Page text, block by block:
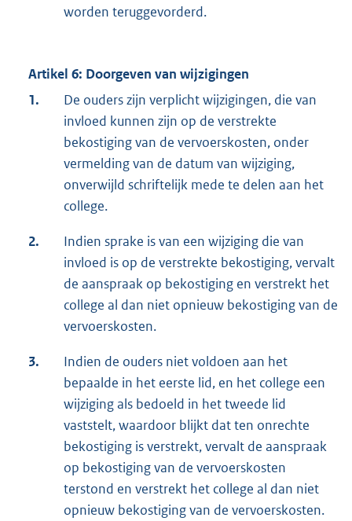
worden teruggevorderd.
Artikel 6: Doorgeven van wijzigingen
1.
De ouders zijn verplicht wijzigingen, die van
invloed kunnen zijn op de verstrekte
bekostiging van de vervoerskosten, onder
vermelding van de datum van wijziging,
onverwijld schriftelijk mede te delen aan het
college.
2.
Indien sprake is van een wijziging die van
invloed is op de verstrekte bekostiging, vervalt
de aanspraak op bekostiging en verstrekt het
college al dan niet opnieuw bekostiging van de
vervoerskosten.
3.
Indien de ouders niet voldoen aan het
bepaalde in het eerste lid, en het college een
wijziging als bedoeld in het tweede lid
vaststelt, waardoor blijkt dat ten onrechte
bekostiging is verstrekt, vervalt de aanspraak
op bekostiging van de vervoerskosten
terstond en verstrekt het college al dan niet
opnieuw bekostiging van de vervoerskosten.